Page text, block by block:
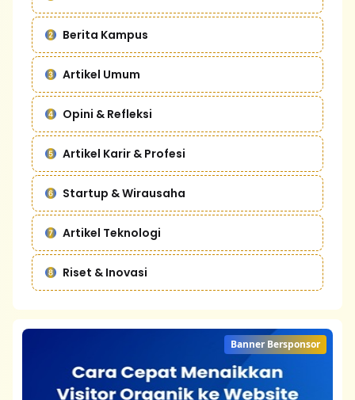
Berita Kampus
Artikel Umum
Opini & Refleksi
Artikel Karir & Profesi
Startup & Wirausaha
Artikel Teknologi
Riset & Inovasi
Banner Bersponsor